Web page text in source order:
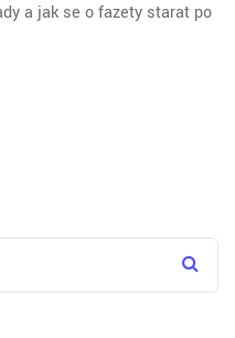
a jak se o fazety starat po